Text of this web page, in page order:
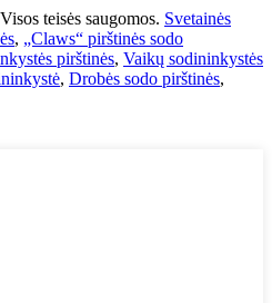
teisės saugomos. Svetainės
, „Claws“ pirštinės sodo
pirštinės, Vaikų sodininkystės
, Drobės sodo pirštinės,